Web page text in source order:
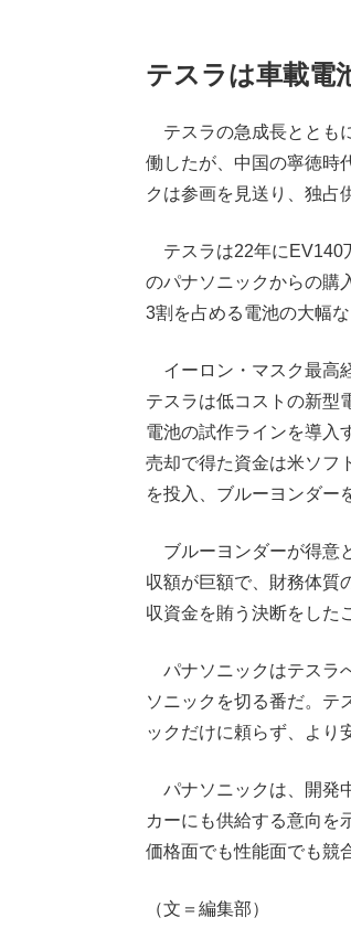
テスラは車載電
テスラの急成長ととも
働したが、中国の寧徳時
クは参画を見送り、独占
テスラは22年にEV140
のパナソニックからの購
3割を占める電池の大幅
イーロン・マスク最高
テスラは低コストの新型
電池の試作ラインを導入
売却で得た資金は米ソフ
を投入、ブルーヨンダー
ブルーヨンダーが得意
収額が巨額で、財務体質
収資金を賄う決断をした
パナソニックはテスラ
ソニックを切る番だ。テ
ックだけに頼らず、より
パナソニックは、開発
カーにも供給する意向を
価格面でも性能面でも競
（文＝編集部）